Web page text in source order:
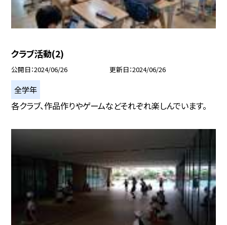
クラブ活動(2)
公開日 2024/06/26 更新日 2024/06/26
全学年
各クラブ、作品作りやゲームなどそれぞれ楽しんでいます。